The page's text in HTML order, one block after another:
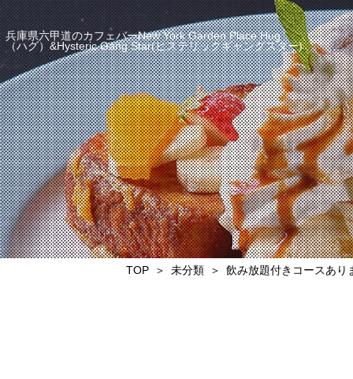
兵庫県六甲道のカフェバーNew York Garden Place Hug
（ハグ）&Hysteric Gang Star(ヒステリックギャングスター)
TOP 未分類 飲み放題付きコースあり